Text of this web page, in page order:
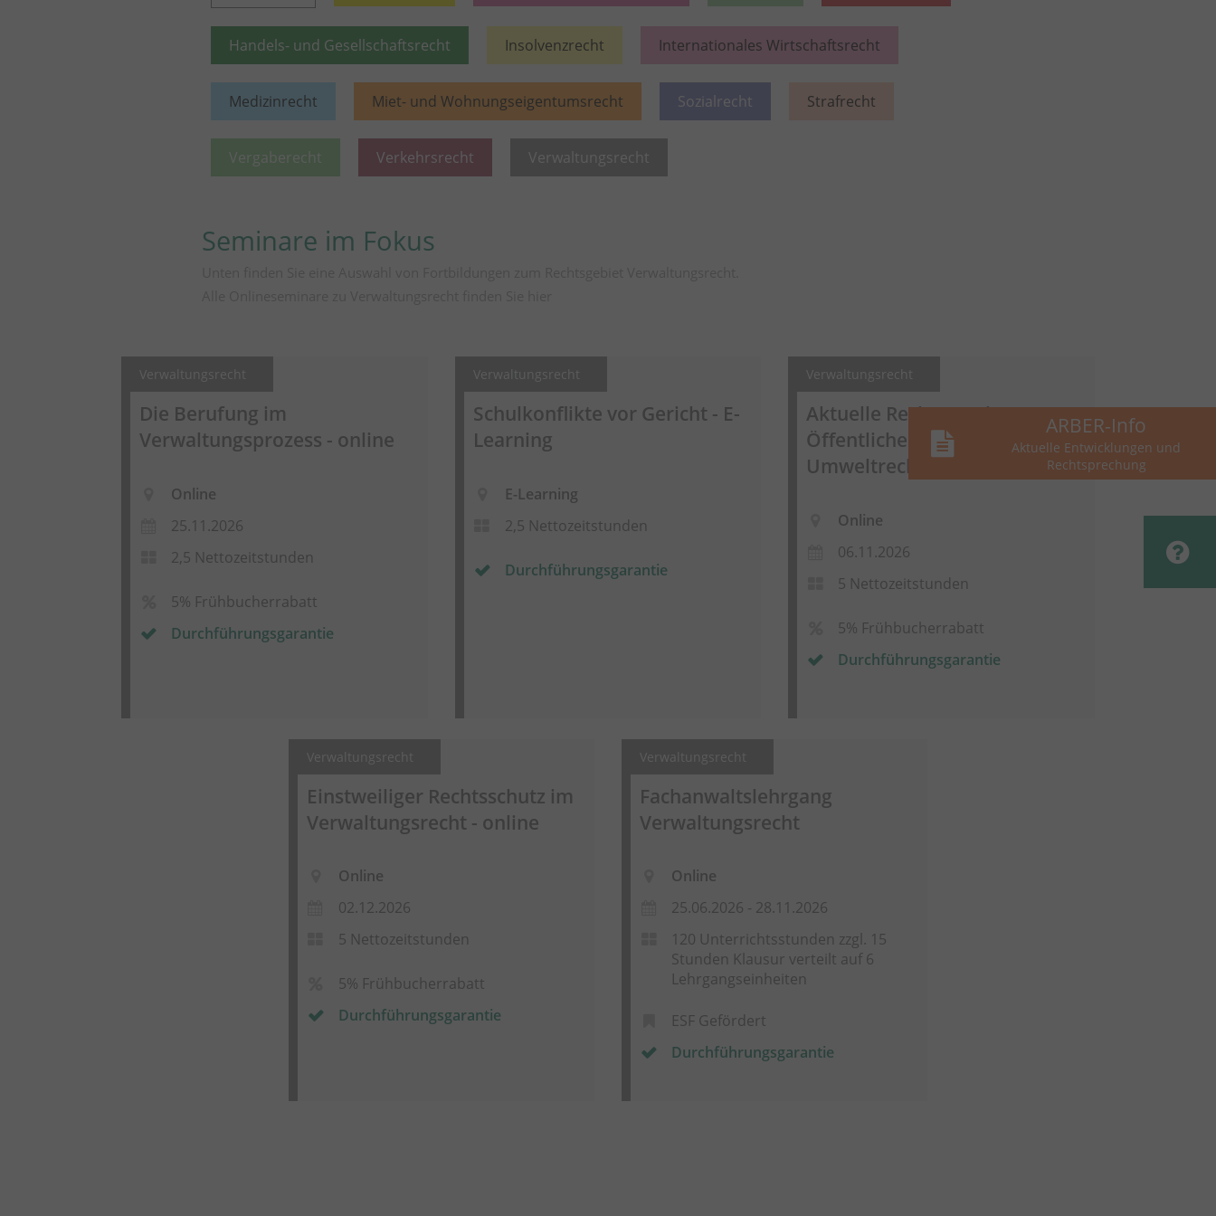
Handels- und Gesellschaftsrecht Insolvenzrecht Internationales Wirtschaftsrecht
Medizinrecht Miet- und Wohnungseigentumsrecht Sozialrecht Strafrecht
Vergaberecht Verkehrsrecht Verwaltungsrecht
Seminare im Fokus
Verwaltungsrecht
Die Berufung im
Verwaltungsprozess - online
Online
25.11.2026
2,5 Nettozeitstunden
5% Frühbucherrabatt
Durchführungsgarantie
Verwaltungsrecht
Schulkonflikte vor Gericht - E-
Learning
E-Learning
2,5 Nettozeitstunden
Durchführungsgarantie
Verwaltungsrecht
Aktuelle Rechtsprechung zum
Öffentlichen Bau- und
Umweltrecht - online
Online
06.11.2026
5 Nettozeitstunden
5% Frühbucherrabatt
Durchführungsgarantie
Verwaltungsrecht
Einstweiliger Rechtsschutz im
Verwaltungsrecht - online
Online
02.12.2026
5 Nettozeitstunden
5% Frühbucherrabatt
Durchführungsgarantie
Verwaltungsrecht
Fachanwaltslehrgang
Verwaltungsrecht
Online
25.06.2026 - 28.11.2026
120 Unterrichtsstunden zzgl. 15
Stunden Klausur verteilt auf 6
Lehrgangseinheiten
ESF Gefördert
Durchführungsgarantie
ARBER-Info
Aktuelle Entwicklungen und
Rechtsprechung